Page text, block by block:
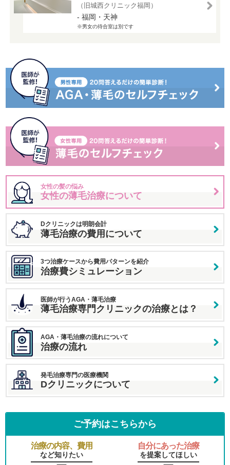
（旧城西クリニック福岡）
- 福岡・天神
※男女の待合室は別です
女性の髪の悩み
女性の薄毛治療について
Dクリニックは明朗会計
薄毛治療の費用について
3つ治療ケースから費用パターンを紹介
治療費シミュレーション
医師が行うAGA・薄毛治療
薄毛治療専門クリニックの治療とは？
AGA・薄毛治療の流れについて
治療の流れ
発毛治療専門の医療機関
Dクリニックについて
ご予約はこちらから
治療の内容、費用
など知りたい
自分にあった治療
を提案してほしい